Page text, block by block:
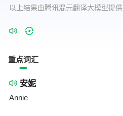
以上结果由腾讯混元翻译大模型提供
重点词汇
安妮
Annie